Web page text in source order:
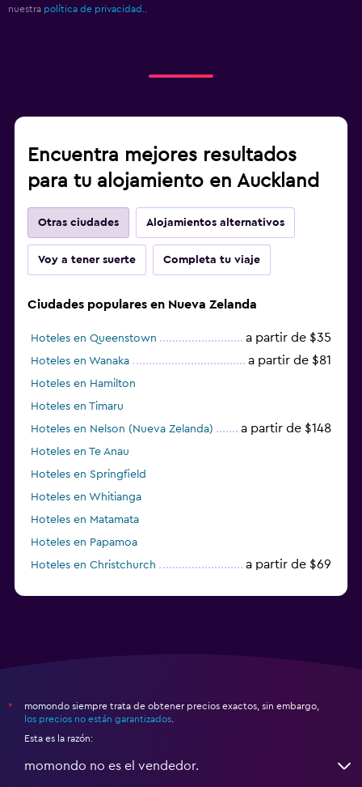
nuestra política de privacidad.
Encuentra mejores resultados
para tu alojamiento en Auckland
Otras ciudades Alojamientos alternativos
Voy a tener suerte Completa tu viaje
Ciudades populares en Nueva Zelanda
Hoteles en Queenstown a partir de $35
Hoteles en Wanaka a partir de $81
Hoteles en Hamilton
Hoteles en Timaru
Hoteles en Nelson (Nueva Zelanda)
a partir de $148
Hoteles en Te Anau
Hoteles en Springfield
Hoteles en Whitianga
Hoteles en Matamata
Hoteles en Papamoa
Hoteles en Christchurch
a partir de $69
*
momondo siempre trata de obtener precios exactos, sin embargo,
los precios no están garantizados
Esta es la razón:
momondo no es el vendedor.